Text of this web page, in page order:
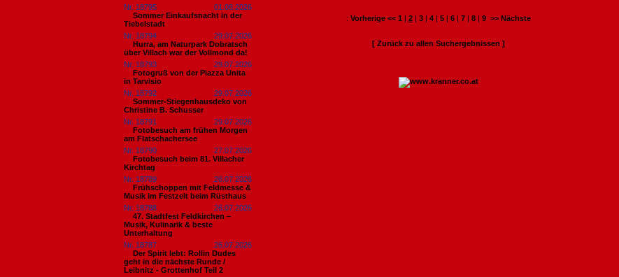
Nr. 18795
01.08.2026
Sommer Einkaufsnacht in der
Tiebelstadt
Nr. 18794
29.07.2026
Hurra, am Naturpark Dobratsch
über Villach war der Vollmond da!
Nr. 18793
29.07.2026
Fotogruß von der Piazza Unita
in Tarvisio
Nr. 18792
29.07.2026
Sommer-Stiegenhausdeko von
Christine B. Schusser
Nr. 18791
29.07.2026
Fotobesuch am frühen Morgen
am Flatschachersee
Nr. 18790
27.07.2026
Fotobesuch beim 81. Villacher
Kirchtag
Nr. 18789
26.07.2026
Frühschoppen mit Feldmesse &
Musik im Festzelt beim Rüsthaus
Nr. 18788
26.07.2026
47. Stadtfest Feldkirchen –
Musik, Kulinarik & beste
Unterhaltung
Nr. 18787
26.07.2026
Der Spirit lebt: Rollin Dudes
geht in die nächste Runde /
Leibnitz - Grottenhof Teil 2
: Vorherige << 1 | 2| 3| 4| 5| 6| 7| 8| 9 >> Nächste
[ Zurück zu allen Suchergebnissen ]